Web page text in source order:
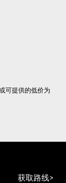
可提供的低价为
获取路线